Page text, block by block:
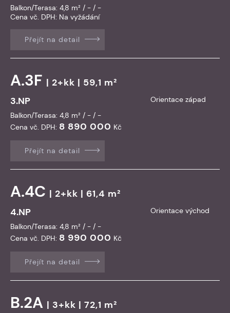
Balkon/Terasa: 4,8 m² / - / -
Cena vč. DPH: Na vyžádání
Přejít na detail
A.3F | 2+kk | 59,1 m²
3.NP
Orientace západ
Balkon/Terasa: 4,8 m² / - / -
Cena vč. DPH: 8 890 000 Kč
Přejít na detail
A.4C | 2+kk | 61,4 m²
4.NP
Orientace východ
Balkon/Terasa: 4,8 m² / - / -
Cena vč. DPH: 8 990 000 Kč
Přejít na detail
B.2A | 3+kk | 72,1 m²